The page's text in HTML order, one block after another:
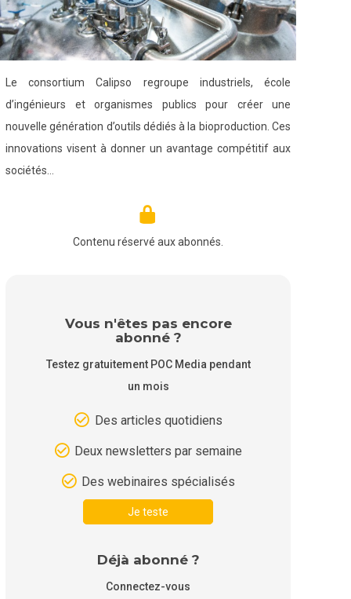
Le consortium Calipso regroupe industriels, école
d’ingénieurs et organismes publics pour créer une
nouvelle génération d’outils dédiés à la bioproduction. Ces
innovations visent à donner un avantage compétitif aux
sociétés…
Contenu réservé aux abonnés.
Vous n'êtes pas encore
abonné ?
Testez gratuitement POC Media pendant
un mois
Des articles quotidiens
Deux newsletters par semaine
Des webinaires spécialisés
Je teste
Déjà abonné ?
Connectez-vous